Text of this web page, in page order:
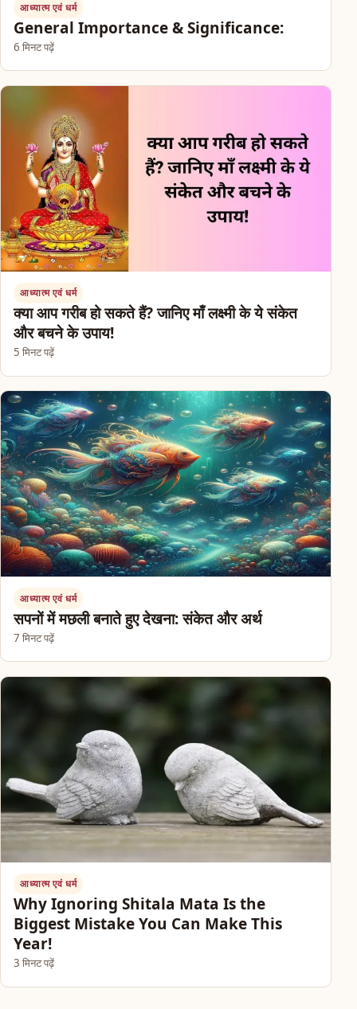
आध्यात्म एवं धर्म
General Importance & Significance:
6 मिनट पढ़ें
आध्यात्म एवं धर्म
क्या आप गरीब हो सकते हैं? जानिए माँ लक्ष्मी के ये संकेत
और बचने के उपाय!
5 मिनट पढ़ें
आध्यात्म एवं धर्म
सपनों में मछली बनाते हुए देखना: संकेत और अर्थ
7 मिनट पढ़ें
आध्यात्म एवं धर्म
Why Ignoring Shitala Mata Is the
Biggest Mistake You Can Make This
Year!
3 मिनट पढ़ें